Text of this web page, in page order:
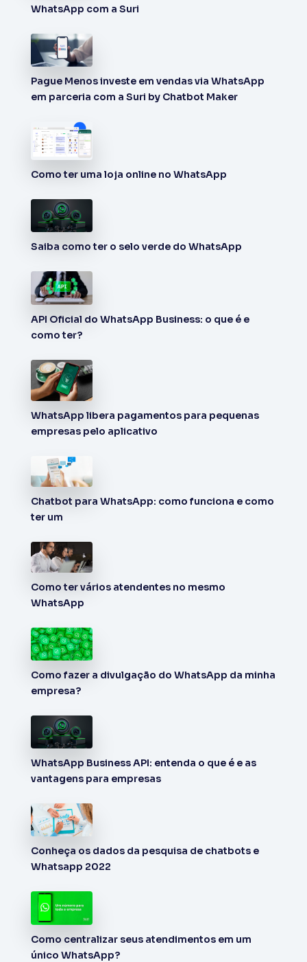
WhatsApp com a Suri
Pague Menos investe em vendas via WhatsApp
em parceria com a Suri by Chatbot Maker
Como ter uma loja online no WhatsApp
Saiba como ter o selo verde do WhatsApp
API Oficial do WhatsApp Business: o que é e
como ter?
WhatsApp libera pagamentos para pequenas
empresas pelo aplicativo
Chatbot para WhatsApp: como funciona e como
ter um
Como ter vários atendentes no mesmo
WhatsApp
Como fazer a divulgação do WhatsApp da minha
empresa?
WhatsApp Business API: entenda o que é e as
vantagens para empresas
Conheça os dados da pesquisa de chatbots e
Whatsapp 2022
Como centralizar seus atendimentos em um
único WhatsApp?